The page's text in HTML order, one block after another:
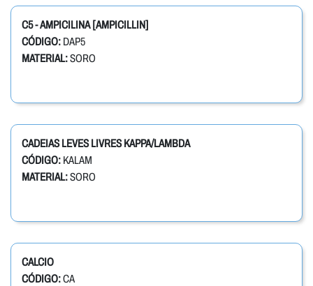
C5 - AMPICILINA [AMPICILLIN]
CÓDIGO: DAP5
MATERIAL:SORO
CADEIAS LEVES LIVRES KAPPA/LAMBDA
CÓDIGO: KALAM
MATERIAL:SORO
CALCIO
CÓDIGO:CA